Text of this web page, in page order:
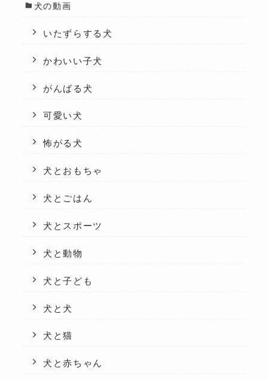
犬の動画
いたずらする犬
かわいい子犬
がんばる犬
可愛い犬
怖がる犬
犬とおもちゃ
犬とごはん
犬とスポーツ
犬と動物
犬と子ども
犬と犬
犬と猫
犬と赤ちゃん